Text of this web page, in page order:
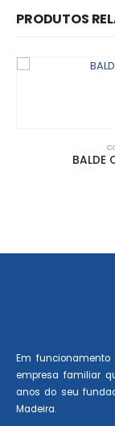
PRODUTOS
BALDE
Em funcionamento
empresa familiar
anos do seu
Madeira.